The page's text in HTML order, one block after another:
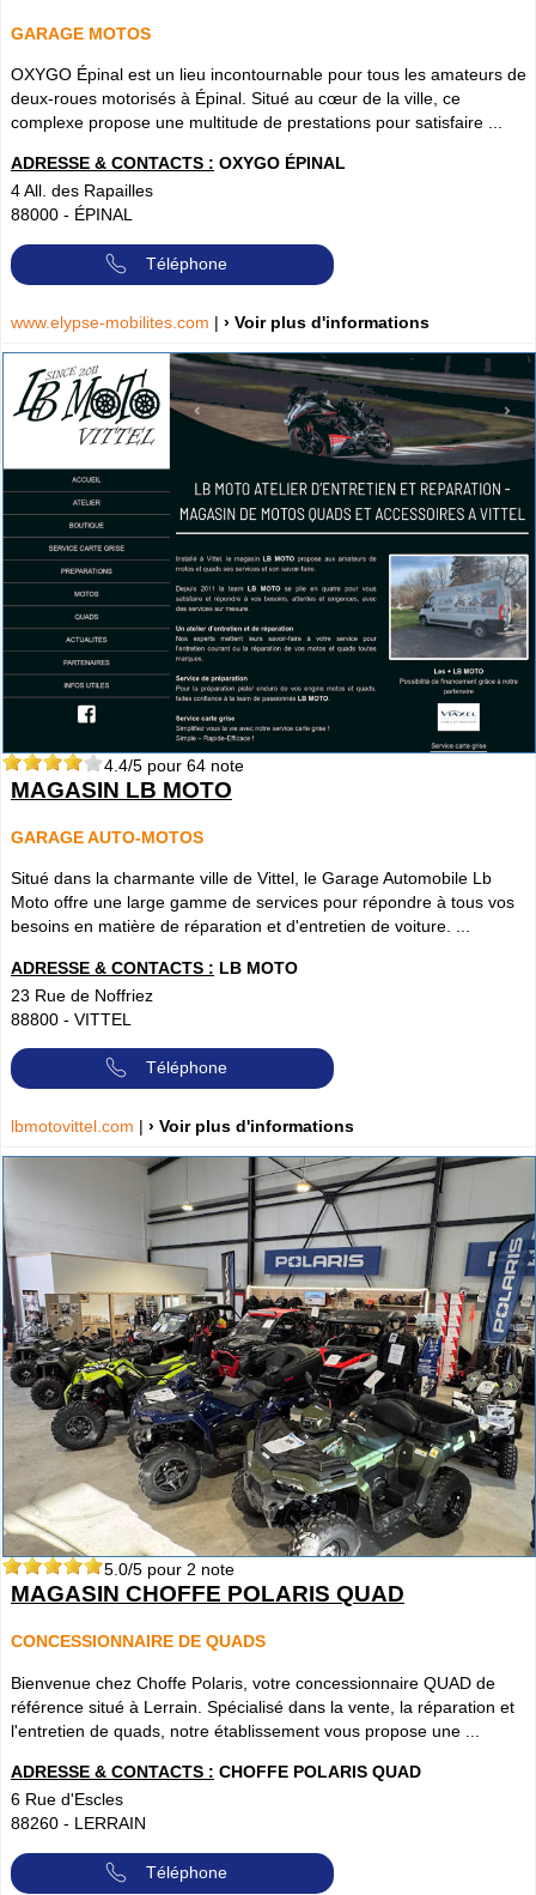
GARAGE MOTOS
OXYGO Épinal est un lieu incontournable pour tous les amateurs de
deux-roues motorisés à Épinal. Situé au cœur de la ville, ce
complexe propose une multitude de prestations pour satisfaire ...
ADRESSE & CONTACTS : OXYGO ÉPINAL
4 All. des Rapailles
88000 - ÉPINAL
Téléphone
www.elypse-mobilites.com | › Voir plus d'informations
4.4/5 pour 64 note
MAGASIN LB MOTO
GARAGE AUTO-MOTOS
Situé dans la charmante ville de Vittel, le Garage Automobile Lb
Moto offre une large gamme de services pour répondre à tous vos
besoins en matière de réparation et d'entretien de voiture. ...
ADRESSE & CONTACTS : LB MOTO
23 Rue de Noffriez
88800 - VITTEL
Téléphone
lbmotovittel.com | › Voir plus d'informations
5.0/5 pour 2 note
MAGASIN CHOFFE POLARIS QUAD
CONCESSIONNAIRE DE QUADS
Bienvenue chez Choffe Polaris, votre concessionnaire QUAD de
référence situé à Lerrain. Spécialisé dans la vente, la réparation et
l'entretien de quads, notre établissement vous propose une ...
ADRESSE & CONTACTS : CHOFFE POLARIS QUAD
6 Rue d'Escles
88260 - LERRAIN
Téléphone